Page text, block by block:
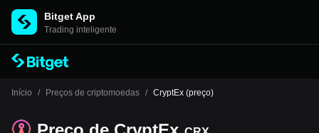
Bitget App
Trading inteligente
Início / Preços de criptomoedas / CryptEx (preço)